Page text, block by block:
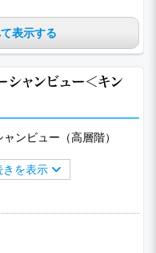
表示する
シャンビュー＜キン
ンビュー（高層階）
きを表示